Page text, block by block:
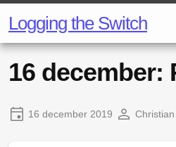
Logging the Switch
16 december:
16 december 2019 Christian